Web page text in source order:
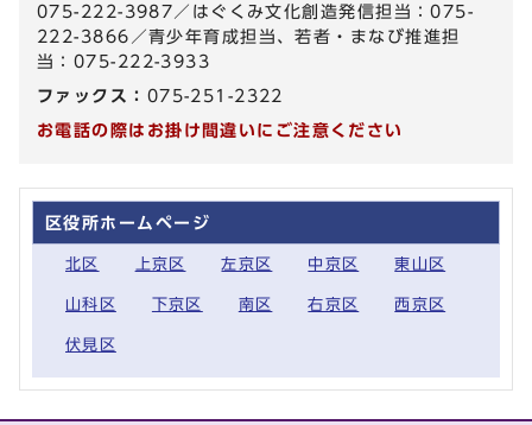
075-222-3987／はぐくみ文化創造発信担当：075-
222-3866／青少年育成担当、若者・まなび推進担
当：075-222-3933
ファックス： 075-251-2322
お電話の際はお掛け間違いにご注意ください
区役所ホームページ
北区 上京区 左京区 中京区 東山区
山科区 下京区 南区 右京区 西京区
伏見区